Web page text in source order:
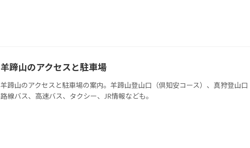
羊蹄山のアクセスと駐車場
羊蹄山のアクセスと駐車場の案内。羊蹄山登山口（倶知安コース）、真狩登山
路線バス、高速バス、タクシー、JR情報なども。